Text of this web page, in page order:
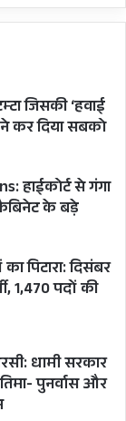
जिसकी ‘हवाई
ने कर दिया सबको
हाईकोर्ट से गंगा
के बड़े
पिटारा: दिसंबर
1,470 पदों की
धामी सरकार
पुनर्वास और